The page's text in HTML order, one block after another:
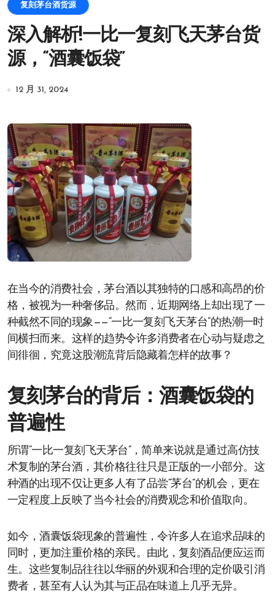
复刻茅台酒货源
深入解析!一比一复刻飞天茅台货
源，“酒囊饭袋”
12 月 31, 2024
在当今的消费社会，茅台酒以其独特的口感和高昂的价
格，被视为一种奢侈品。然而，近期网络上却出现了一
种截然不同的现象——“一比一复刻飞天茅台”的热潮一时
间横扫而来。这样的趋势令许多消费者在心动与疑虑之
间徘徊，究竟这股潮流背后隐藏着怎样的故事？
复刻茅台的背后：酒囊饭袋的
普遍性
所谓“一比一复刻飞天茅台”，简单来说就是通过高仿技
术复制的茅台酒，其价格往往只是正版的一小部分。这
种酒的出现不仅让更多人有了品尝“茅台”的机会，更在
一定程度上反映了当今社会的消费观念和价值取向。
如今，酒囊饭袋现象的普遍性，令许多人在追求品味的
同时，更加注重价格的亲民。由此，复刻酒品便应运而
生。这些复制品往往以华丽的外观和合理的定价吸引消
费者，甚至有人认为其与正品在味道上几乎无异。